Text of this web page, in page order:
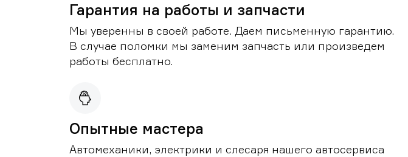
Гарантия на работы и запчасти
Мы уверенны в своей работе. Даем письменную гарантию.
В случае поломки мы заменим запчасть или произведем
работы бесплатно.
Опытные мастера
Автомеханики, электрики и слесаря нашего автосервиса